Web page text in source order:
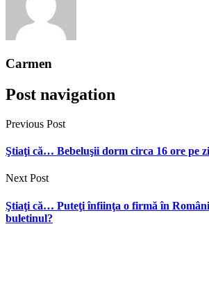
Carmen
Post navigation
Previous Post
Ştiaţi că… Bebeluşii dorm circa 16 ore pe
Next Post
Ştiaţi că… Puteţi înfiinţa o firmă în
buletinul?